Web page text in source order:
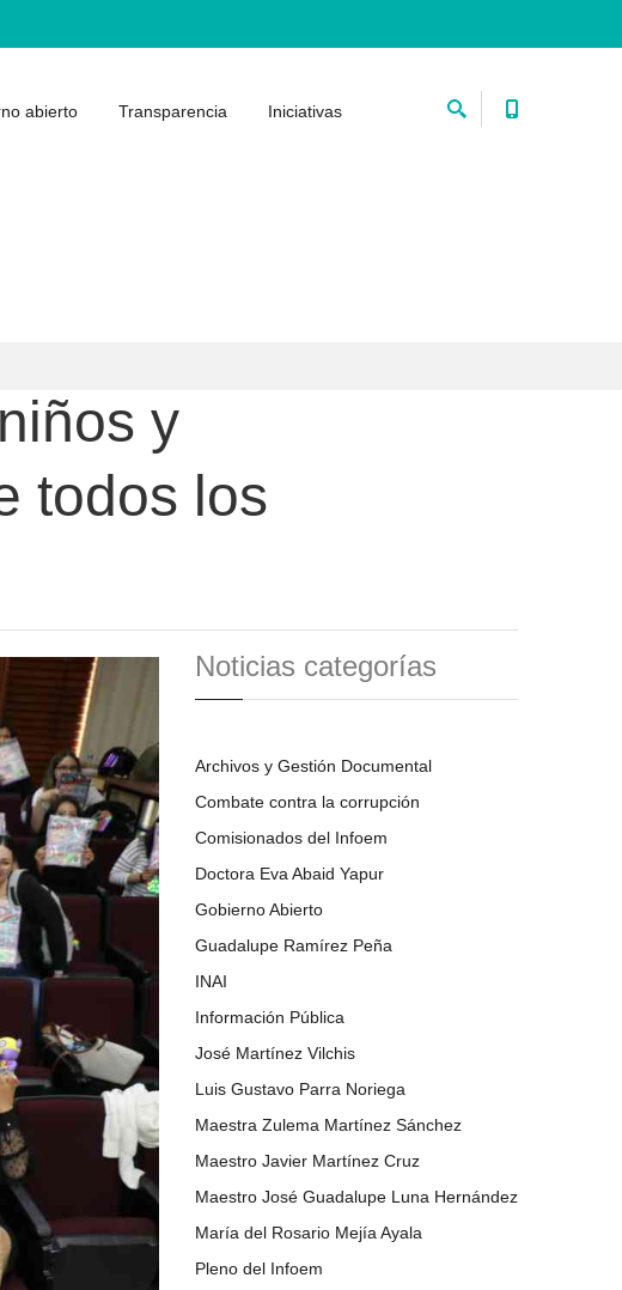
abierto Transparencia Iniciativas
y
todos los
Noticias categorías
Archivos y Gestión Documental
Combate contra la corrupción
Comisionados del Infoem
Doctora Eva Abaid Yapur
Gobierno Abierto
Guadalupe Ramírez Peña
INAI
Información Pública
José Martínez Vilchis
Luis Gustavo Parra Noriega
Maestra Zulema Martínez Sánchez
Maestro Javier Martínez Cruz
Maestro José Guadalupe Luna Hernández
María del Rosario Mejía Ayala
Pleno del Infoem